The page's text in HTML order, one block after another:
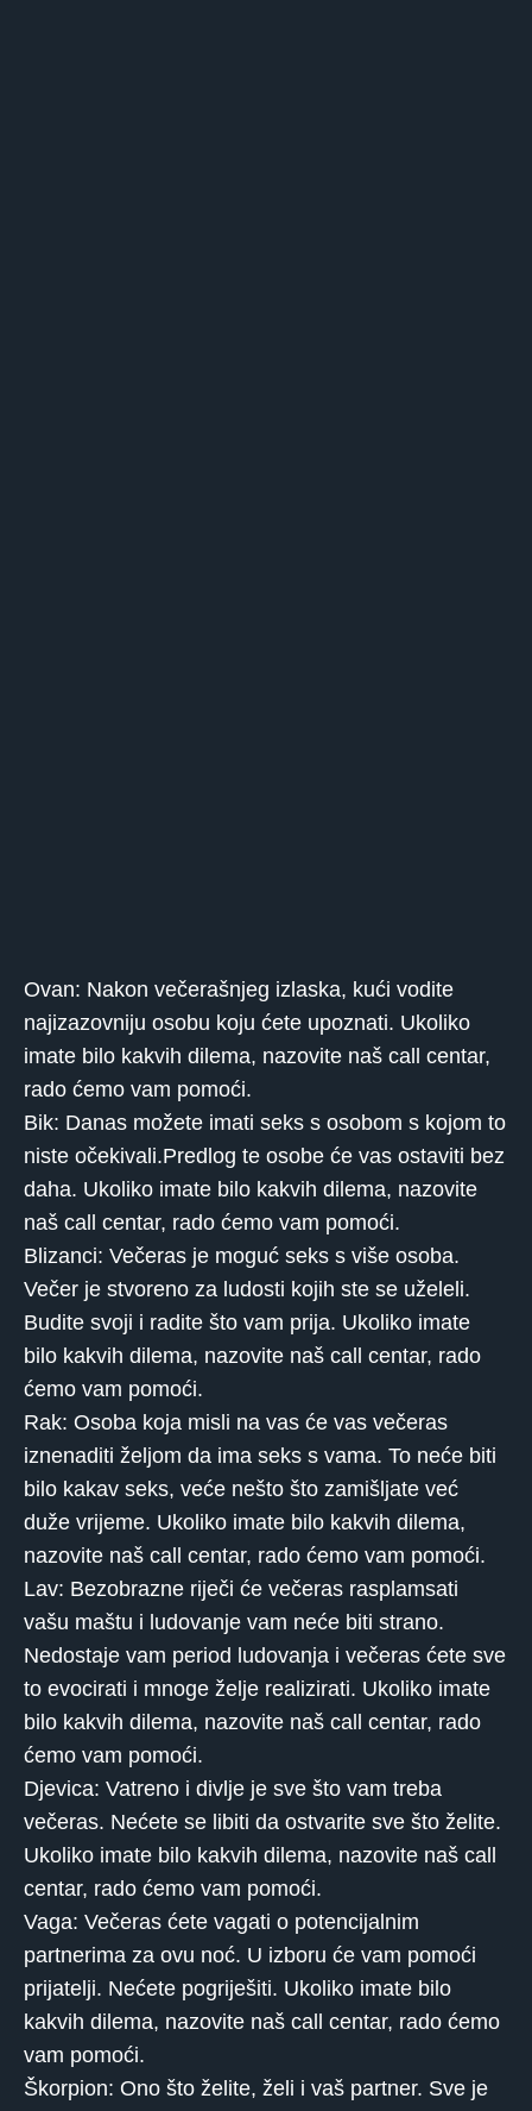
Ovan: Nakon večerašnjeg izlaska, kući vodite
najizazovniju osobu koju ćete upoznati. Ukoliko
imate bilo kakvih dilema, nazovite naš call centar,
rado ćemo vam pomoći.
Bik: Danas možete imati seks s osobom s kojom to
niste očekivali.Predlog te osobe će vas ostaviti bez
daha. Ukoliko imate bilo kakvih dilema, nazovite
naš call centar, rado ćemo vam pomoći.
Blizanci: Večeras je moguć seks s više osoba.
Večer je stvoreno za ludosti kojih ste se uželeli.
Budite svoji i radite što vam prija. Ukoliko imate
bilo kakvih dilema, nazovite naš call centar, rado
ćemo vam pomoći.
Rak: Osoba koja misli na vas će vas večeras
iznenaditi željom da ima seks s vama. To neće biti
bilo kakav seks, veće nešto što zamišljate već
duže vrijeme. Ukoliko imate bilo kakvih dilema,
nazovite naš call centar, rado ćemo vam pomoći.
Lav: Bezobrazne riječi će večeras rasplamsati
vašu maštu i ludovanje vam neće biti strano.
Nedostaje vam period ludovanja i večeras ćete sve
to evocirati i mnoge želje realizirati. Ukoliko imate
bilo kakvih dilema, nazovite naš call centar, rado
ćemo vam pomoći.
Djevica: Vatreno i divlje je sve što vam treba
večeras. Nećete se libiti da ostvarite sve što želite.
Ukoliko imate bilo kakvih dilema, nazovite naš call
centar, rado ćemo vam pomoći.
Vaga: Večeras ćete vagati o potencijalnim
partnerima za ovu noć. U izboru će vam pomoći
prijatelji. Nećete pogriješiti. Ukoliko imate bilo
kakvih dilema, nazovite naš call centar, rado ćemo
vam pomoći.
Škorpion: Ono što želite, želi i vaš partner. Sve je